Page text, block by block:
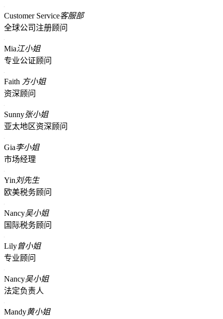
Customer Service客服部
全球公司注册顾问
Mia江小姐
专业公证顾问
Faith 方小姐
资深顾问
Sunny张小姐
亚太地区资深顾问
Gia李小姐
市场经理
Yin 刘先生
欧美税务顾问
Nancy吴小姐
国际税务顾问
Lily曾小姐
专业顾问
Nancy吴小姐
法定负责人
Mandy黄小姐